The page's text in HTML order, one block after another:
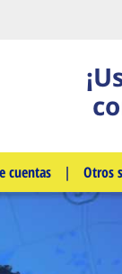
cuentas | Otros